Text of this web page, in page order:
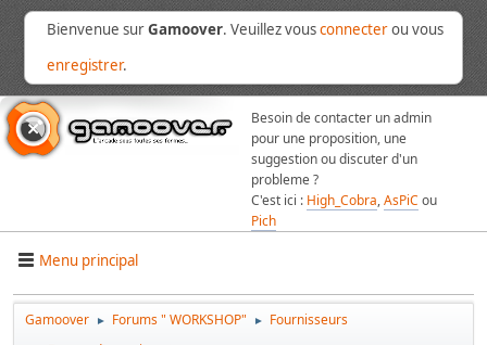
Bienvenue surGamoover. Veuillez vousconnecterou vous
enregistrer.
Besoin de contacter un admin
pour une proposition, une
suggestion ou discuter d'un
probleme ?
C'est ici : High_Cobra,AsPiC ou
Pich
Menu principal
Gamoover ► Forums " WORKSHOP" ► Fournisseurs